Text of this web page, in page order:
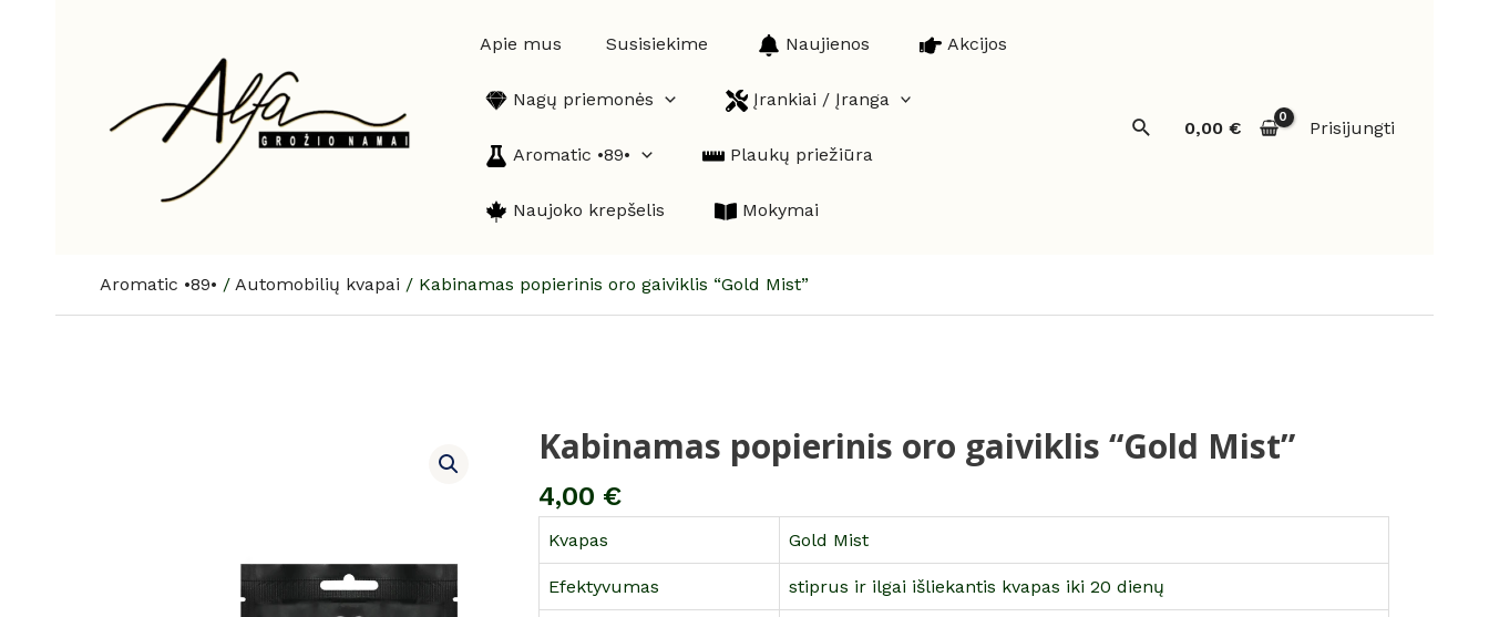
Apie mus Susisiekime Naujienos Akcijos
Nagų priemonės Įrankiai / Įranga
Aromatic •89• Plaukų priežiūra
Naujoko krepšelis Mokymai
Paieška0,00 € Prisijungti
Aromatic •89• / Automobilių kvapai / Kabinamas popierinis oro gaiviklis “Gold Mist”
Kabinamas popierinis oro gaiviklis “Gold Mist”
4,00 €
Kvapas Gold Mist
Efektyvumas stiprus ir ilgai išliekantis kvapas iki 20 dienų
produkto
Kabinamas
popierinis
oro
gaiviklis
"Gold